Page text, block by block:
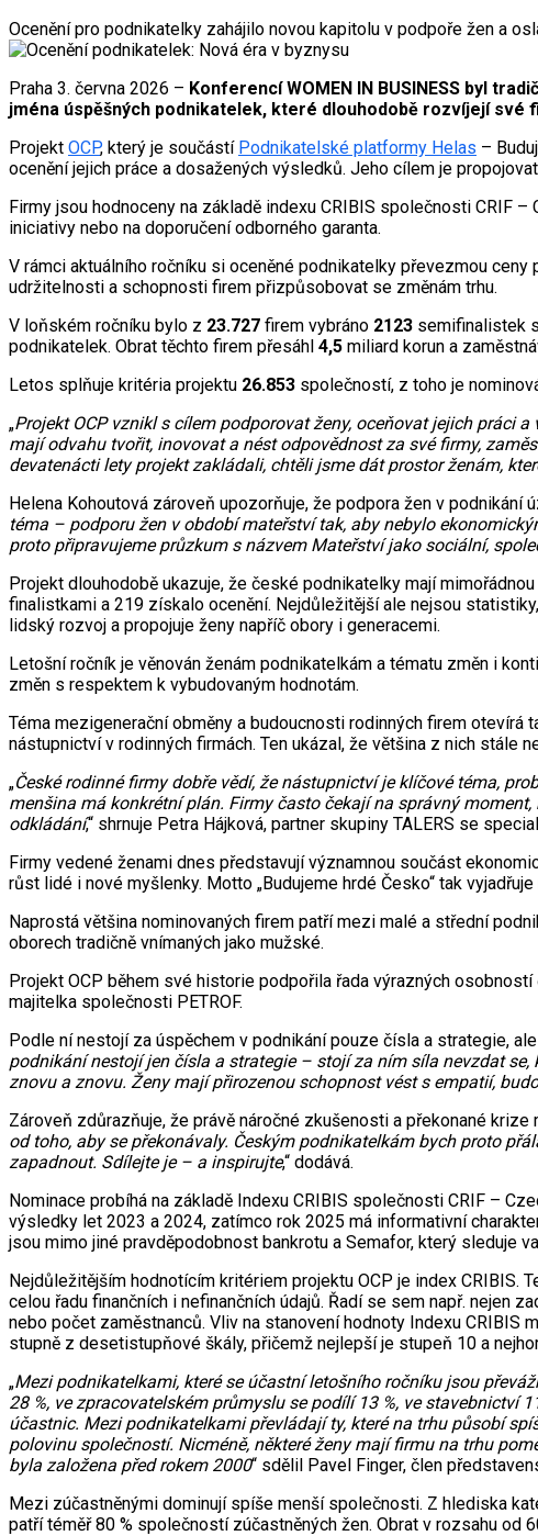
Ocenění pro podnikatelky zahájilo novou kapitolu v podpoře žen a
Praha 3. června 2026 – Konferencí WOMEN IN BUSINESS byl
jména úspěšných podnikatelek, které dlouhodobě rozvíjejí
Projekt OCP, který je součástí Podnikatelské platformy Helas –
ocenění jejich práce a dosažených výsledků. Jeho cílem je
Firmy jsou hodnoceny na základě indexu CRIBIS společnosti CRIF
iniciativy nebo na doporučení odborného garanta.
V rámci aktuálního ročníku si oceněné podnikatelky převezmou
udržitelnosti a schopnosti firem přizpůsobovat se změnám trhu.
V loňském ročníku bylo z 23.727 firem vybráno 2123 semifinalistek
podnikatelek. Obrat těchto firem přesáhl 4,5 miliard korun a
Letos splňuje kritéria projektu 26.853 společností, z toho je
„Projekt OCP vznikl s cílem podporovat ženy, oceňovat jejich práci
mají odvahu tvořit, inovovat a nést odpovědnost za své firmy,
devatenácti lety projekt zakládali, chtěli jsme dát prostor ženám,
Helena Kohoutová zároveň upozorňuje, že podpora žen v
téma – podporu žen v období mateřství tak, aby nebylo
proto připravujeme průzkum s názvem Mateřství jako sociální,
Projekt dlouhodobě ukazuje, že české podnikatelky mají
finalistkami a 219 získalo ocenění. Nejdůležitější ale nejsou
lidský rozvoj a propojuje ženy napříč obory i generacemi.
Letošní ročník je věnován ženám podnikatelkám a tématu změn i
změn s respektem k vybudovaným hodnotám.
Téma mezigenerační obměny a budoucnosti rodinných firem otevírá
nástupnictví v rodinných firmách. Ten ukázal, že většina z nich stále
„České rodinné firmy dobře vědí, že nástupnictví je klíčové téma,
menšina má konkrétní plán. Firmy často čekají na správný
odkládání,“ shrnuje Petra Hájková, partner skupiny TALERS se
Firmy vedené ženami dnes představují významnou součást
růst lidé i nové myšlenky. Motto „Budujeme hrdé Česko“ tak
Naprostá většina nominovaných firem patří mezi malé a střední
oborech tradičně vnímaných jako mužské.
Projekt OCP během své historie podpořila řada výrazných
majitelka společnosti PETROF.
Podle ní nestojí za úspěchem v podnikání pouze čísla a strategie,
podnikání nestojí jen čísla a strategie – stojí za ním síla nevzdat
znovu a znovu. Ženy mají přirozenou schopnost vést s empatií,
Zároveň zdůrazňuje, že právě náročné zkušenosti a překonané
od toho, aby se překonávaly. Českým podnikatelkám bych proto
zapadnout. Sdílejte je – a inspirujte,“ dodává.
Nominace probíhá na základě Indexu CRIBIS společnosti CRIF –
výsledky let 2023 a 2024, zatímco rok 2025 má informativní
jsou mimo jiné pravděpodobnost bankrotu a Semafor, který sleduje
Nejdůležitějším hodnotícím kritériem projektu OCP je index CRIBIS.
celou řadu finančních i nefinančních údajů. Řadí se sem např. nejen
nebo počet zaměstnanců. Vliv na stanovení hodnoty Indexu CRIBIS
stupně z desetistupňové škály, přičemž nejlepší je stupeň 10 a
„Mezi podnikatelkami, které se účastní letošního ročníku jsou
28 %, ve zpracovatelském průmyslu se podílí 13 %, ve stavebnictví
účastnic. Mezi podnikatelkami převládají ty, které na trhu působí
polovinu společností. Nicméně, některé ženy mají firmu na trhu
byla založena před rokem 2000“ sdělil Pavel Finger, člen
Mezi zúčastněnými dominují spíše menší společnosti. Z hlediska
patří téměř 80 % společností zúčastněných žen. Obrat v rozsahu od